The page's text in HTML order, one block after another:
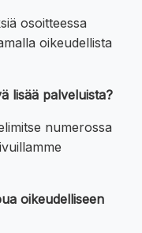
osoitteessa
oikeudellista
lisää palveluista?
numerossa
oikeudelliseen